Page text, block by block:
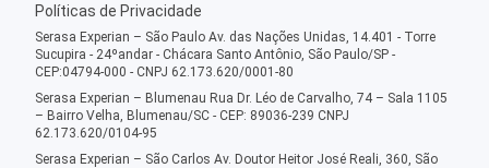
Políticas de Privacidade
Serasa Experian – São Paulo Av. das Nações Unidas, 14.401 - Torre
Sucupira - 24ºandar - Chácara Santo Antônio, São Paulo/SP -
CEP:04794-000 - CNPJ 62.173.620/0001-80
Serasa Experian – Blumenau Rua Dr. Léo de Carvalho, 74 – Sala 1105
– Bairro Velha, Blumenau/SC - CEP: 89036-239 CNPJ
62.173.620/0104-95
Serasa Experian – São Carlos Av. Doutor Heitor José Reali, 360, São